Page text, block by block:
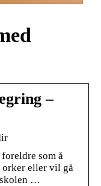
–
som å
orker eller vil gå
…